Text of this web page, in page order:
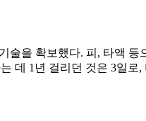
을 확보했다. 피, 타액
데 1년 걸리던 것은 3일로